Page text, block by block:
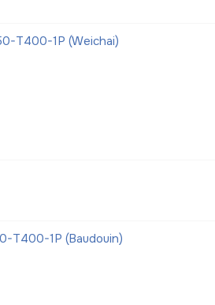
Т400-1Р (Weichai)
Т400-1Р (Baudouin)